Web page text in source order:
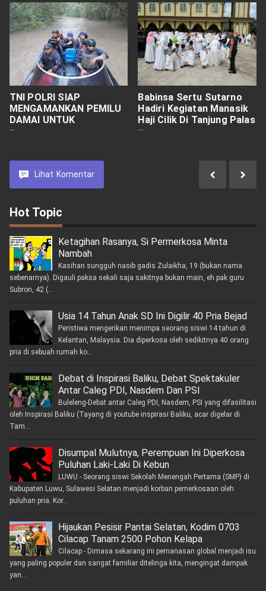
TNI POLRI SIAP
MENGAMANKAN PEMILU
DAMAI UNTUK
INDONESIA MAJU
Babinsa Sertu Sutarno
Hadiri Kegiatan Manasik
Haji Cilik Di Tanjung Palas
Utara
Lihat Komentar
Hot Topic
Ketagihan Rasanya, Si Permerkosa Minta
Nambah
Kasihan sungguh nasib gadis Zulaikha, 19 (bukan nama
sebenarnya). Digauli paksa sekali saja sakitnya bukan main, eh pak guru
Subron, 42 (...
Usia 14 Tahun Anak SD Ini Digilir 40 Pria Bejad
Peristiwa mengerikan menimpa seorang siswi 14 tahun di
Kelantan, Malaysia. Dia diperkosa oleh sedikitnya 40 orang
pria di sebuah rumah ko...
Debat di Inspirasi Baliku, Debat Spektakuler
Antar Caleg PDI, Nasdem Dan PSI
Buleleng-Debat antar Caleg PDI, Nasdem, PSI yang difasilitasi
oleh Inspirasi Baliku (Tayang di youtube inspirasi Baliku, acar digelar di
Tam...
Disumpal Mulutnya, Perempuan Ini Diperkosa
Puluhan Laki-Laki Di Kebun
LUWU - Seorang siswi Sekolah Menengah Pertama (SMP) di
Kabupaten Luwu, Sulawesi Selatan menjadi korban pemerkosaan oleh
puluhan pria. Kor...
Hijaukan Pesisir Pantai Selatan, Kodim 0703
Cilacap Tanam 2500 Pohon Kelapa
Cilacap - Dimasa sekarang ini pemanasan global menjadi isu
yang paling populer dan sangat familiar ditelinga kita, mengingat dampak
yan...